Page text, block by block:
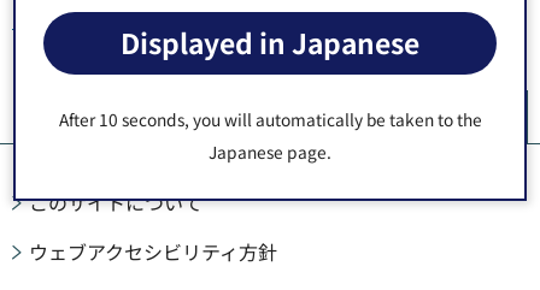
Displayed in Japanese
After 10 seconds, you will automatically be taken to the
Japanese page.
トップページ
> 中国残留邦人等に対する新
たな支援策
このサイトについて
ウェブアクセシビリティ方針